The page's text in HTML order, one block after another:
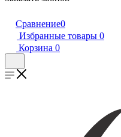
Сравнение0
Избранные товары 0
Корзина 0